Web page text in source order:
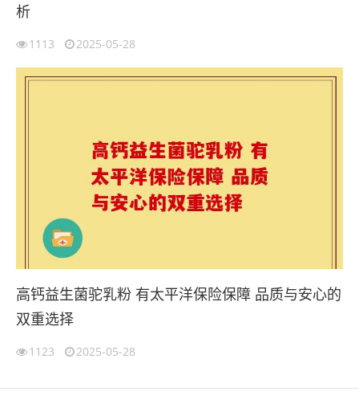
析
1113 2025-05-28
高钙益生菌驼乳粉 有太平洋保险保障 品质与安心的
双重选择
1123 2025-05-28